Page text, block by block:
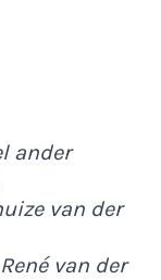
ander
van der
van der